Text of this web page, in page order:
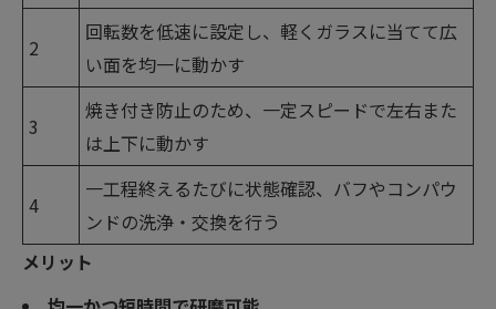
2
回転数を低速に設定し、軽くガラスに当てて広
い面を均一に動かす
3
焼き付き防止のため、一定スピードで左右また
は上下に動かす
4
一工程終えるたびに状態確認、バフやコンパウ
ンドの洗浄・交換を行う
メリット